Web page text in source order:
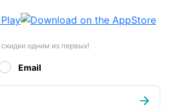
одним из первых!
Email